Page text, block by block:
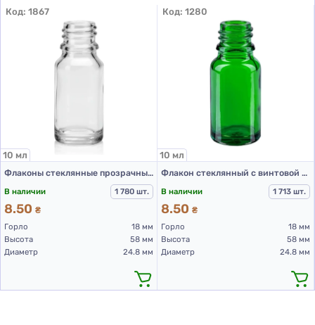
красоты и производстве косметики обратите
внимание на ассортимент
HDPE флаконов
различных форматов.
Повышайте качество нанесения косметических
средств с надежным аппликатором. Закажите
кисточку для стеклянных флаконов 10 мл18/410 и
получите удобное решение для профессиональной
работы.
Код: 1867
10 мл
Флаконы стеклянные прозрачные с винтовой горловиной 10 мл, DIN18, для Л-С (стеклянные флаконы 10 мл)
В наличии
1 780 шт.
8.50 ₴
Горло
18 мм
Высота
58 мм
Диаметр
24.8 мм
Код: 1280
10 мл
Флакон стеклянный с винтовой горловиной Зеленого цвета DIN18, 10 мл ФК-10Кс (стекольный флакон 10 мл)
В наличии
1 713 шт.
8.50 ₴
Горло
18 мм
Высота
58 мм
Диаметр
24.8 мм